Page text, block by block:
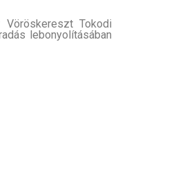
Tokodi
lebonyolításában